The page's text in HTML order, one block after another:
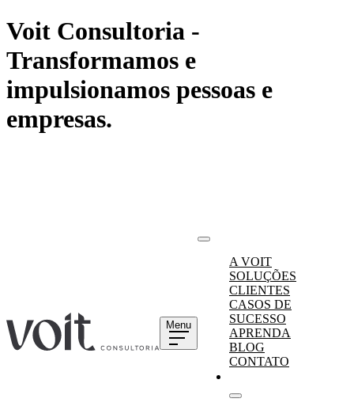
Voit Consultoria -
Transformamos e
impulsionamos pessoas e
empresas.
Menu
A VOIT
SOLUÇÕES
CLIENTES
CASOS DE
SUCESSO
APRENDA
BLOG
CONTATO